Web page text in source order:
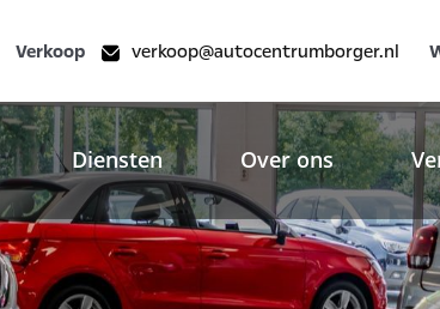
Verkoop verkoop@autocentrumborger.nl
Diensten Over ons